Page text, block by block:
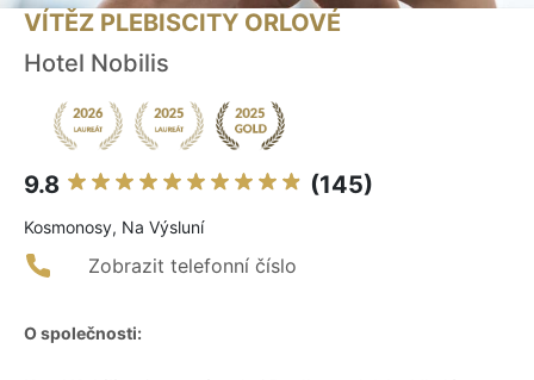
VÍTĚZ PLEBISCITY ORLOVÉ
Hotel Nobilis
9.8 (145)
Kosmonosy, Na Výsluní
Zobrazit telefonní číslo
O společnosti: